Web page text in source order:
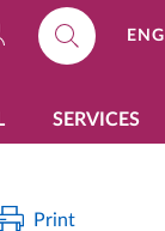
ENG
SERVICES
Print